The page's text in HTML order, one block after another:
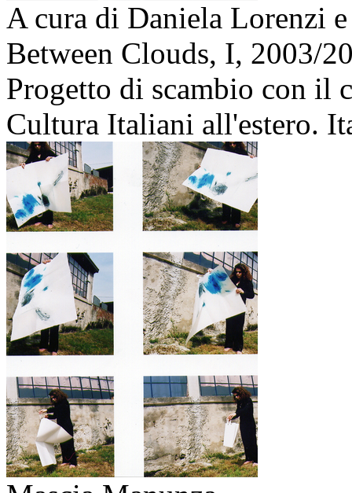
A cura di Daniela Lorenzi
Between Clouds, I, 2003/
Progetto di scambio con
Cultura Italiani all'estero.